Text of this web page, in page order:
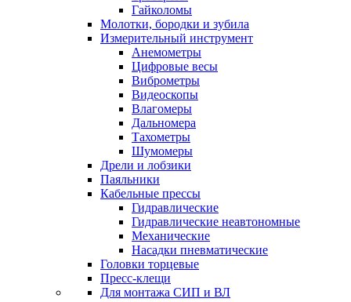
Гайколомы
Молотки, бородки и зубила
Измерительный инструмент
Анемометры
Цифровые весы
Виброметры
Видеоскопы
Влагомеры
Дальномера
Тахометры
Шумомеры
Дрели и лобзики
Паяльники
Кабельные прессы
Гидравлические
Гидравлические неавтономные
Механические
Насадки пневматические
Головки торцевые
Пресс-клещи
Для монтажа СИП и ВЛ